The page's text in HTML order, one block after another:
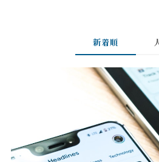
新着順